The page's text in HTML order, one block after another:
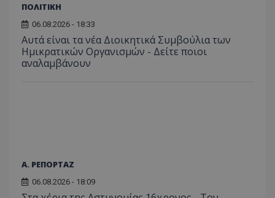
ΠΟΛΙΤΙΚΗ
06.08.2026 - 18:33
Αυτά είναι τα νέα Διοικητικά Συμβούλια των
Ημικρατικών Οργανισμών - Δείτε ποιοι
αναλαμβάνουν
Α. ΡΕΠΟΡΤΑΖ
06.08.2026 - 18:09